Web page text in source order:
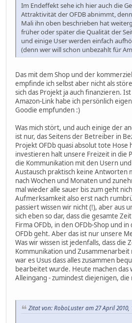
Im Endeffekt sehe ich hier auch die
Attraktivität der OFDB abnimmt,
Mali ihn oben beschrieben hat
früher oder später die Qualität der
und einige User werden einfach
(denn wer will schon unbezahlt für
Das mit dem Shop und der
empfinde ich selbst aber nicht als
sich das Projekt ja auch finanzieren.
Amazon-Link habe ich persönlich
Goodie empfunden :)
Was mich stört, und auch einige der
ist nur, das Seitens der Betreiber in
Projekt OFDb quasi absolut tote Hose
investieren halt unsere Freizeit in die
die Kommunikation mit den Usern
Austausch praktisch keine Antworten
nach Wochen und Monaten und
mal wieder alle sauer bis zum geht
Aufmerksamkeit also erst nach
passiert wissen wir nicht (!), aber aus
sich eben so dar, dass die gesamte
Firma OFDb, in den OFDb-Shop und
OFDb geht. Aber das ist nur unsere
Was wir wissen ist jedenfalls, dass die
Kommunikation und
war es Usus dass alles zusammen
bearbeitet wurde. Heute machen das
Alleingang - zumindest diejenigen, die
Zitat von: RoboLuster am 27 April 2010,